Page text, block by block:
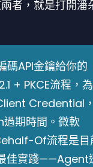
者，就是打開潘
碼API金鑰給你的
+ PKCE流程，為
Credential
期時間。微軟
Of流程是目
佳實踐——Agent